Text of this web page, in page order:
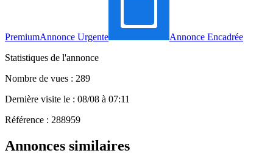
PremiumAnnonce Urgente
Annonce Encadrée
Statistiques de l'annonce
Nombre de vues : 289
Dernière visite le : 08/08 à 07:11
Référence : 288959
Annonces similaires